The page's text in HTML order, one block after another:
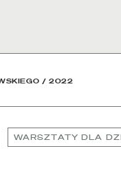
/ 2022
WARSZTATY DLA